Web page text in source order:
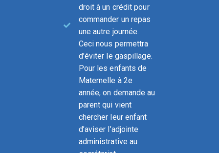
droit à un crédit pour
commander un repas
une autre journée.
Ceci nous permettra
d’éviter le gaspillage.
Pour les enfants de
Maternelle à 2e
année, on demande au
parent qui vient
chercher leur enfant
d’aviser l’adjointe
administrative au